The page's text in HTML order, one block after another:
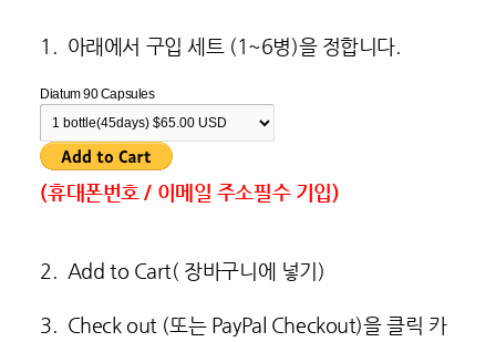
1. 아래에서 구입 세트 (1~6병)을 정합니다.
Diatum 90 Capsules
(휴대폰번호 / 이메일 주소필수 기입)
2. Add to Cart( 장바구니에 넣기)
3. Check out (또는 PayPal Checkout)을 클릭 카